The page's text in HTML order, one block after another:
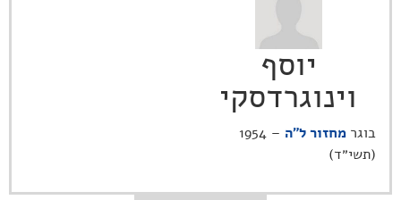
יוסף
וינוגרדסקי
בוגר מחזור ל"ה
– 1954
(תשי״ד)